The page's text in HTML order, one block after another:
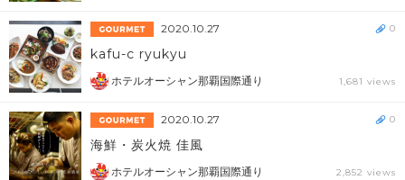
2020.10.27
kafu-c ryukyu
ホテルオーシャン那覇国際通り 1,681 views
0
2020.10.27
海鮮・炭火焼 佳風
ホテルオーシャン那覇国際通り 2,852 views
0